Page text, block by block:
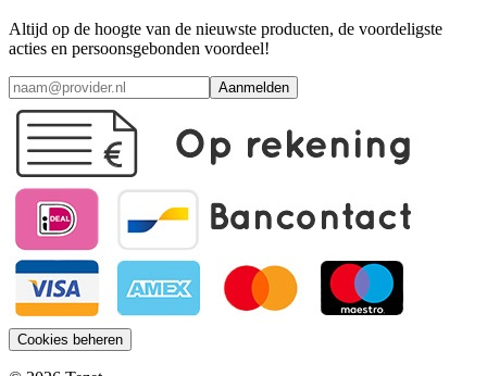
Altijd op de hoogte van de nieuwste producten, de voordeligste
acties en persoonsgebonden voordeel!
Aanmelden
Cookies beheren